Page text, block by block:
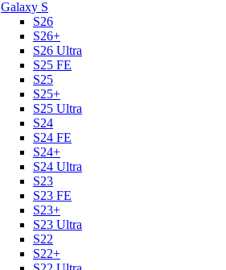
Galaxy S
S26
S26+
S26 Ultra
S25 FE
S25
S25+
S25 Ultra
S24
S24 FE
S24+
S24 Ultra
S23
S23 FE
S23+
S23 Ultra
S22
S22+